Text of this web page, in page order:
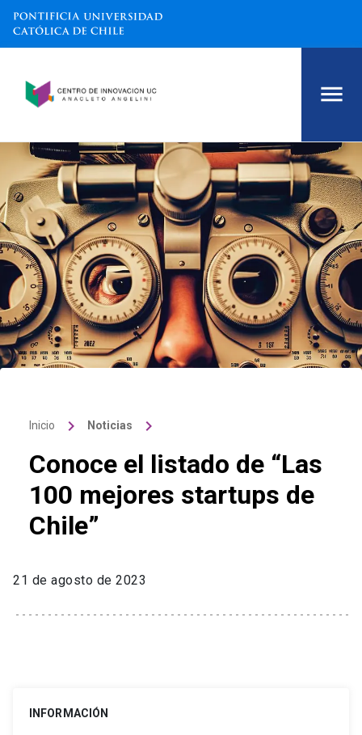
Inicio keyboard_arrow_right Noticias keyboard_arrow_right
Conoce el listado de “Las
100 mejores startups de
Chile”
21 de agosto de 2023
INFORMACIÓN